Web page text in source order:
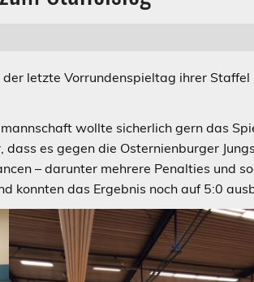
letzte Vorrundenspieltag ihrer
wollte sicherlich gern das
es gegen die Osternienburger
– darunter mehrere Penalties und
konnten das Ergebnis noch auf 5:0